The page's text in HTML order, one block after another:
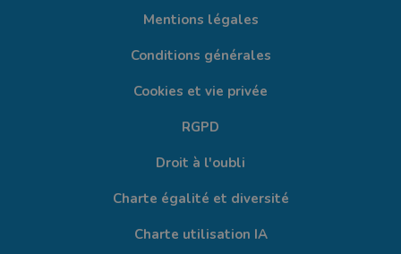
Mentions légales
Conditions générales
Cookies et vie privée
RGPD
Droit à l'oubli
Charte égalité et diversité
Charte utilisation IA